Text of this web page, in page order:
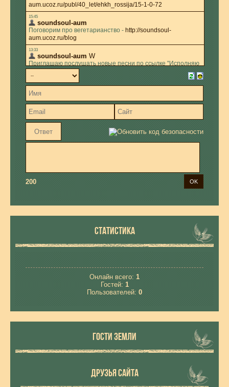
200
СТАТИСТИКА
Онлайн всего: 1
Гостей: 1
Пользователей: 0
ГОСТИ ЗЕМЛИ
ДРУЗЬЯ САЙТА